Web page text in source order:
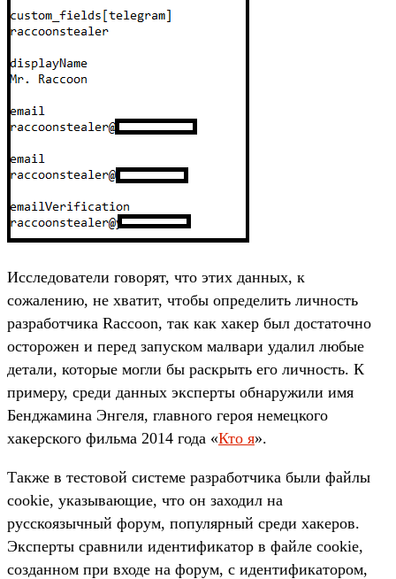
Исследователи говорят, что этих данных, к
сожалению, не хватит, чтобы определить личность
разработчика Raccoon, так как хакер был достаточно
осторожен и перед запуском малвари удалил любые
детали, которые могли бы раскрыть его личность. К
примеру, среди данных эксперты обнаружили имя
Бенджамина Энгеля, главного героя немецкого
хакерского фильма 2014 года «Кто я».
Также в тестовой системе разработчика были файлы
cookie, указывающие, что он заходил на
русскоязычный форум, популярный среди хакеров.
Эксперты сравнили идентификатор в файле cookie,
созданном при входе на форум, с идентификатором,